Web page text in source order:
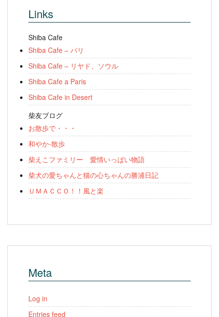
Links
Shiba Cafe
Shiba Cafe – パリ
Shiba Cafe – リヤド、ソウル
Shiba Cafe a Paris
Shiba Cafe in Desert
柴友ブログ
お散歩で・・・
和やか-散歩
柴えこファミリー 愛情いっぱい物語
柴犬の愛ちゃんと猫の心ちゃんの勝浦日記
ＵＭＡＣＣＯ！！風と楽
Meta
Log in
Entries feed